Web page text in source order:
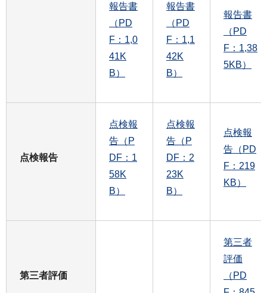
報告書
（PD
F：1,0
41K
B）
報告書
（PD
F：1,1
42K
B）
報告書
（PD
F：1,38
5KB）
点検報告
点検報
告（P
DF：1
58K
B）
点検報
告（P
DF：2
23K
B）
点検報
告（PD
F：219
KB）
第三者評価
第三者
評価
（PD